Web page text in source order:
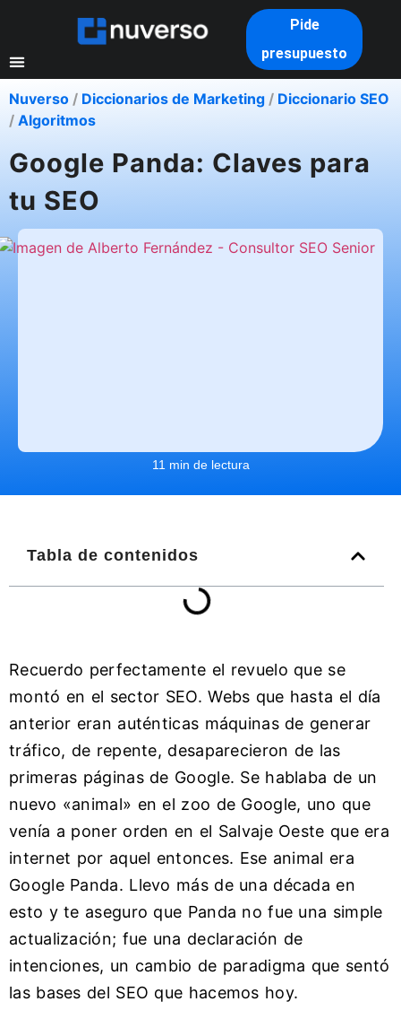
Pide
presupuesto
Nuverso / Diccionarios de Marketing / Diccionario SEO
/ Algoritmos
Google Panda: Claves para
tu SEO
11 min de lectura
Tabla de contenidos
Recuerdo perfectamente el revuelo que se
montó en el sector SEO. Webs que hasta el día
anterior eran auténticas máquinas de generar
tráfico, de repente, desaparecieron de las
primeras páginas de Google. Se hablaba de un
nuevo «animal» en el zoo de Google, uno que
venía a poner orden en el Salvaje Oeste que era
internet por aquel entonces. Ese animal era
Google Panda. Llevo más de una década en
esto y te aseguro que Panda no fue una simple
actualización; fue una declaración de
intenciones, un cambio de paradigma que sentó
las bases del SEO que hacemos hoy.